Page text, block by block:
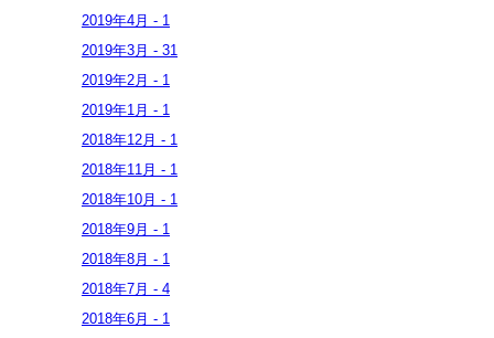
2019年4月 - 1
2019年3月 - 31
2019年2月 - 1
2019年1月 - 1
2018年12月 - 1
2018年11月 - 1
2018年10月 - 1
2018年9月 - 1
2018年8月 - 1
2018年7月 - 4
2018年6月 - 1